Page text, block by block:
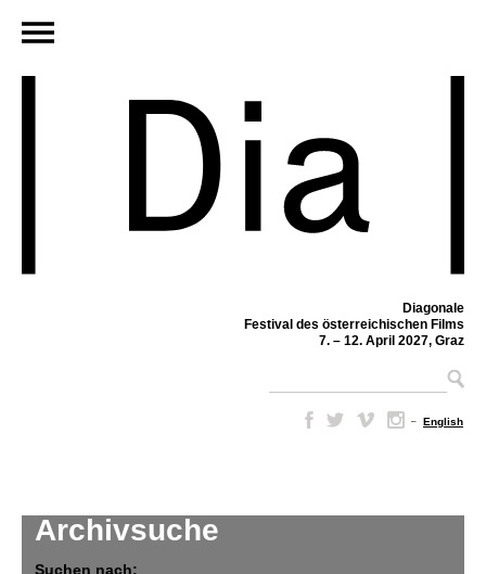
Diagonale
Festival des österreichischen Films
7. – 12. April 2027, Graz
– English
Archivsuche
Suchen nach: